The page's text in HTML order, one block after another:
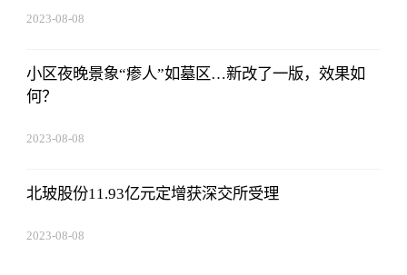
2023-08-08
小区夜晚景象“瘆人”如墓区…新改了一版，效果如
何？
2023-08-08
北玻股份11.93亿元定增获深交所受理
2023-08-08